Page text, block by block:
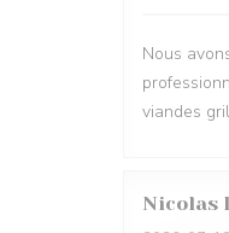
Nous
viandes
Nicolas